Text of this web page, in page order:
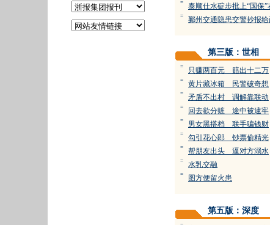
= 泰顺仕水碇步批上“国保”
= 鄞州交通隐患交警抄报
第三版：世相
= 只赚两百元 赔出十二万
= 黄片藏冰箱 民警破奇想
= 矛盾不出村 调解靠联动
= 回去欲分赃 途中被逮牢
= 男女黑搭档 联手骗钱财
= 勾引花心郎 钞票偷精光
= 帮朋友出头 逼对方溺水
= 水乳交融
= 图方便留火患
第五版：深度